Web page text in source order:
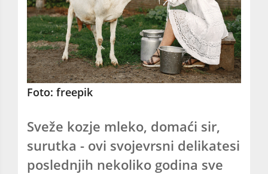
Foto: freepik
Sveže kozje mleko, domaći sir,
surutka - ovi svojevrsni delikatesi
poslednjih nekoliko godina sve